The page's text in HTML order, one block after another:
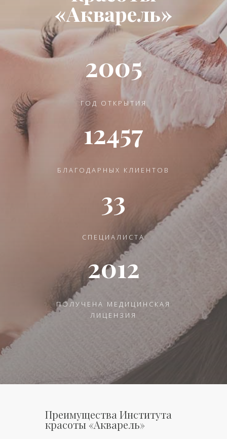
«Акварель»
2005
ГОД ОТКРЫТИЯ
12457
БЛАГОДАРНЫХ КЛИЕНТОВ
33
СПЕЦИАЛИСТА
2012
ПОЛУЧЕНА МЕДИЦИНСКАЯ
ЛИЦЕНЗИЯ
Преимущества Института
красоты «Акварель»